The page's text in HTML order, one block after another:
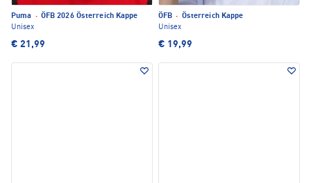
Puma · ÖFB 2026 Österreich Kappe
Unisex
€ 21,99
ÖFB · Österreich Kappe
Unisex
€ 19,99